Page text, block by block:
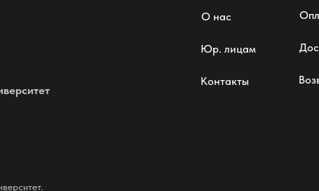
О нас
Юр. лицам
Контакты